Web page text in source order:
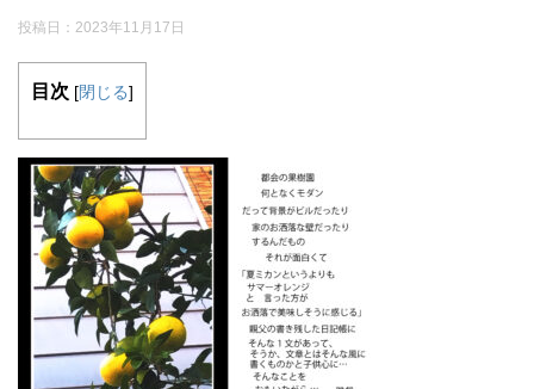
投稿日： 2023年11月17日
目次 [閉じる]